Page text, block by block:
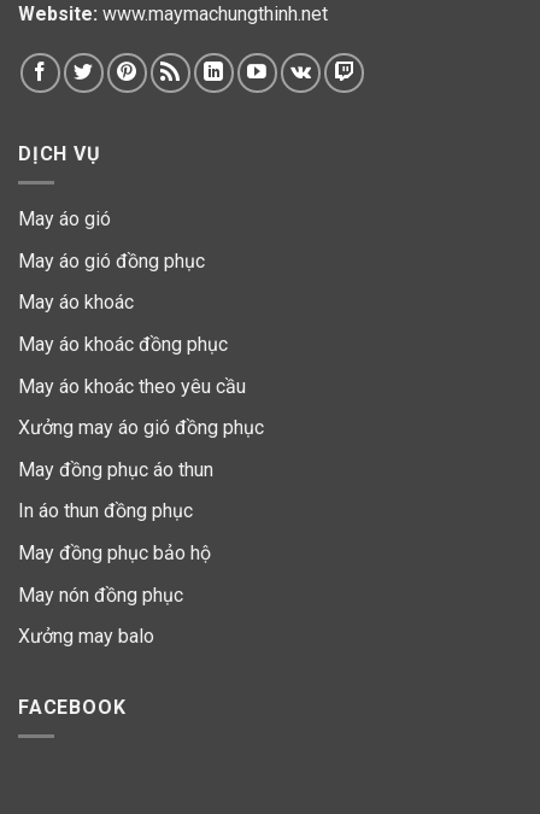
Website: www.maymachungthinh.net
DỊCH VỤ
May áo gió
May áo gió đồng phục
May áo khoác
May áo khoác đồng phục
May áo khoác theo yêu cầu
Xưởng may áo gió đồng phục
May đồng phục áo thun
In áo thun đồng phục
May đồng phục bảo hộ
May nón đồng phục
Xưởng may balo
FACEBOOK